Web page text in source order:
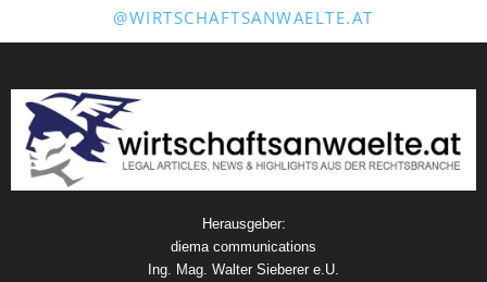
@WIRTSCHAFTSANWAELTE.AT
Herausgeber:
diema communications
Ing. Mag. Walter Sieberer e.U.